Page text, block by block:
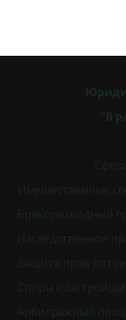
"В
- Имущественные
- Бракоразводный
- Наследственное
- Защита прав
- Споры с
- Арбитражный